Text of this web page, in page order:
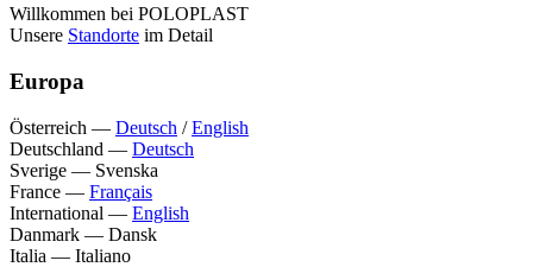
Willkommen bei POLOPLAST
Unsere Standorte im Detail
Europa
Österreich — Deutsch /English
Deutschland — Deutsch
Sverige — Svenska
France — Français
International — English
Danmark — Dansk
Italia — Italiano